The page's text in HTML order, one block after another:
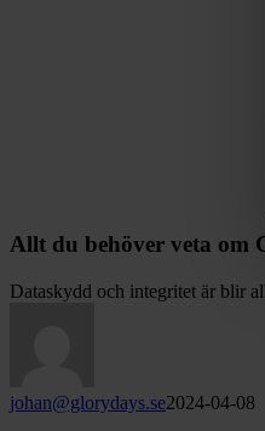
Allt du behöver veta om
Dataskydd och integritet är blir
johan@glorydays.se2024-04-08